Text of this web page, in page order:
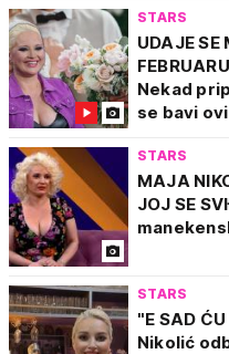
STARS
UDAJE SE
Nekad
se bavi
STARS
MAJA
JOJ SE
STARS
"E SAD
Nikolić